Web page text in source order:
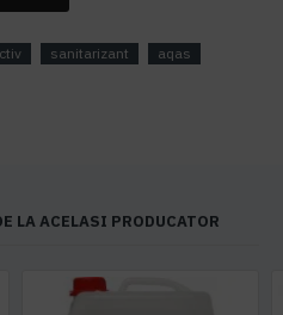
sanitarizant aqas
LA ACELASI PRODUCATOR